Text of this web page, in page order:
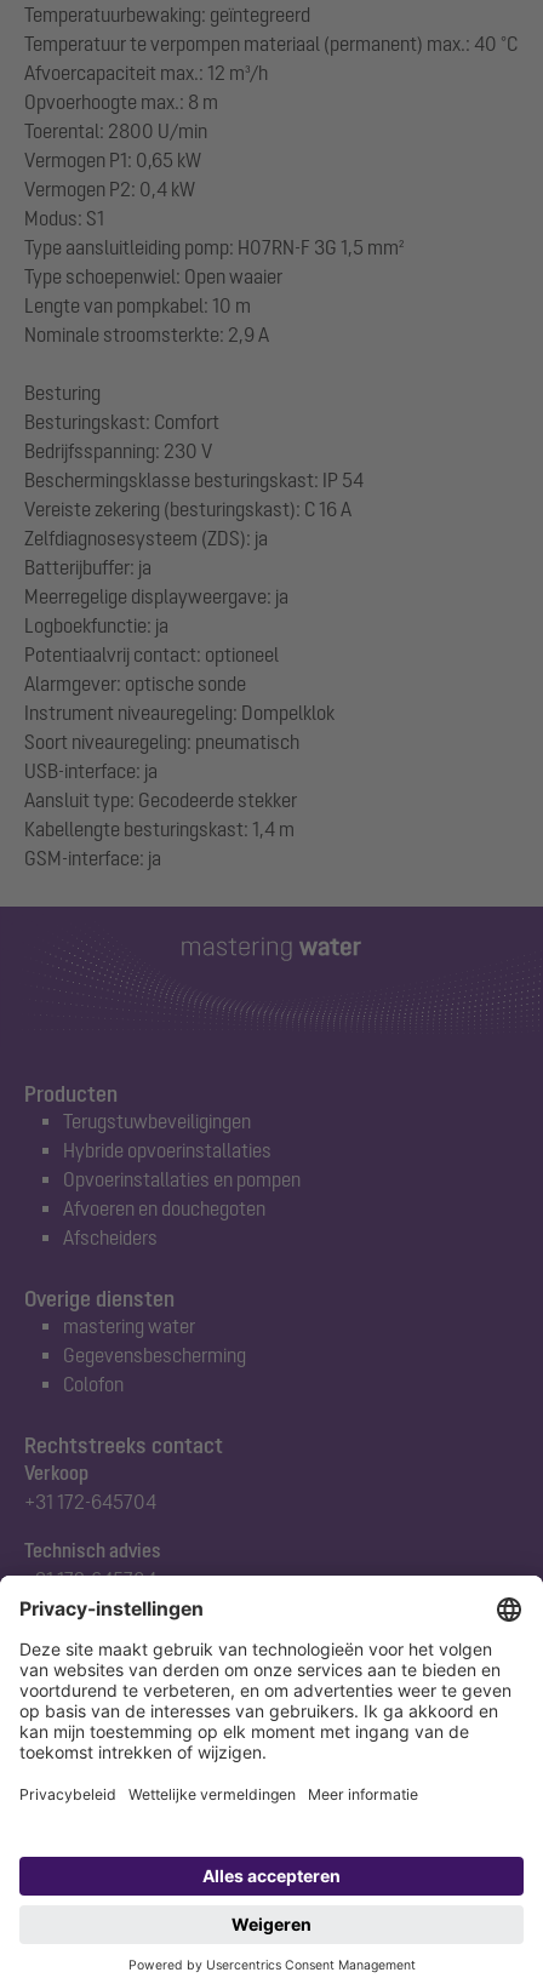
Temperatuurbewaking: geïntegreerd
Temperatuur te verpompen materiaal (permanent) max.: 40 °C
Afvoercapaciteit max.: 12 m³/h
Opvoerhoogte max.: 8 m
Toerental: 2800 U/min
Vermogen P1: 0,65 kW
Vermogen P2: 0,4 kW
Modus: S1
Type aansluitleiding pomp: H07RN-F 3G 1,5 mm²
Type schoepenwiel: Open waaier
Lengte van pompkabel: 10 m
Nominale stroomsterkte: 2,9 A
Besturing
Besturingskast: Comfort
Bedrijfsspanning: 230 V
Beschermingsklasse besturingskast: IP 54
Vereiste zekering (besturingskast): C 16 A
Zelfdiagnosesysteem (ZDS): ja
Batterijbuffer: ja
Meerregelige displayweergave: ja
Logboekfunctie: ja
Potentiaalvrij contact: optioneel
Alarmgever: optische sonde
Instrument niveauregeling: Dompelklok
Soort niveauregeling: pneumatisch
USB-interface: ja
Aansluit type: Gecodeerde stekker
Kabellengte besturingskast: 1,4 m
Producten
Terugstuwbeveiligingen
Hybride opvoerinstallaties
Opvoerinstallaties en pompen
Afvoeren en douchegoten
Afscheiders
Rechtstreeks contact
Verkoop
+31 172-645704
Technisch advies
+31 172-645704
Abonneert u zich op onze nieuwsbrief
Nu aanmelden
Overige diensten
mastering water
Gegevensbescherming
Colofon
Copyright 1998-2026 KESSEL SE + Co. KG, Bahnhofstraße 31, 85101 Lenting,
Verklaring Colofon